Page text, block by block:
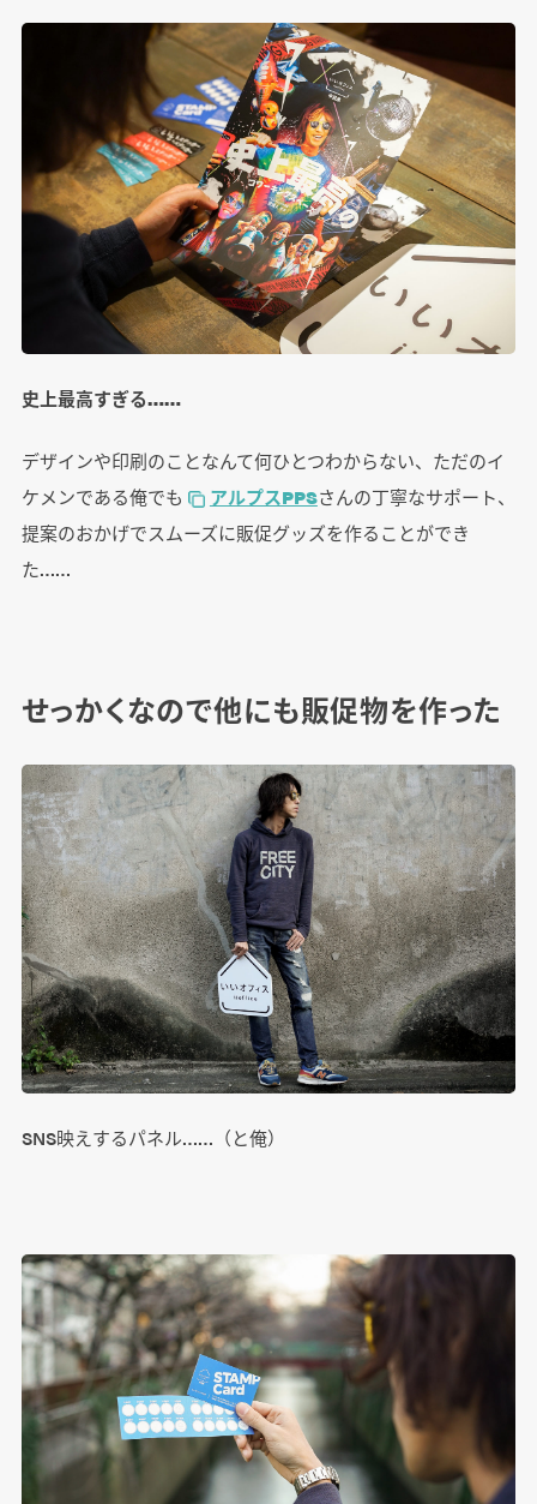
史上最高すぎる……
デザインや印刷のことなんて何ひとつわからない、ただのイ
ケメンである俺でも
アルプスPPSさんの丁寧なサポート、
提案のおかげでスムーズに販促グッズを作ることができ
た……
せっかくなので他にも販促物を作った
SNS映えするパネル……（と俺）